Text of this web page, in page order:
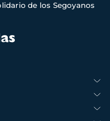
de los Segoyanos